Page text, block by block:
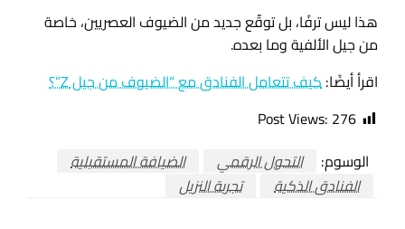
هذا ليس ترفًا، بل توقّع جديد من الضيوف العصريين، خاصة
من جيل الألفية وما بعده.
اقرأ أيضًا:كيف تتعامل الفنادق مع “الضيوف من جيل Z”؟
Post Views: 276
الوسوم:
التحول الرقمي
الضيافة المستقبلية
الفنادق الذكية
تجربة النزيل